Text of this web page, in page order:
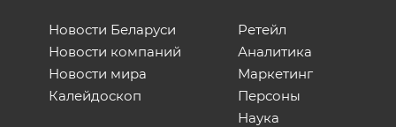
Новости Беларуси
Новости компаний
Новости мира
Калейдоскоп
Ретейл
Аналитика
Маркетинг
Персоны
Наука